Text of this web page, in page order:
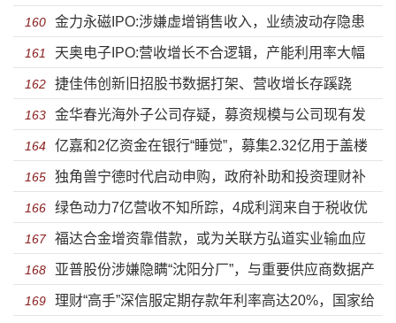
160 金力永磁IPO:涉嫌虚增销售收入，业绩波动存隐患
161 天奥电子IPO:营收增长不合逻辑，产能利用率大幅
下滑
162 捷佳伟创新旧招股书数据打架、营收增长存蹊跷
163 金华春光海外子公司存疑，募资规模与公司现有发
展水平不匹配
164 亿嘉和2亿资金在银行“睡觉”，募集2.32亿用于盖楼
165 独角兽宁德时代启动申购，政府补助和投资理财补
贴利润下滑
166 绿色动力7亿营收不知所踪，4成利润来自于税收优
惠
167 福达合金增资靠借款，或为关联方弘道实业输血应
对银行追责
168 亚普股份涉嫌隐瞒“沈阳分厂”，与重要供应商数据产
生“分歧”
169 理财“高手”深信服定期存款年利率高达20%，国家给